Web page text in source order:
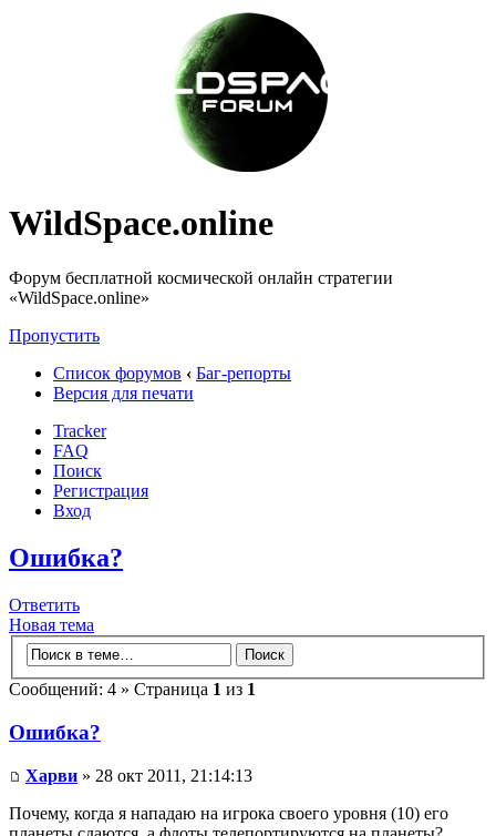
WildSpace.online
Форум бесплатной космической онлайн стратегии
«WildSpace.online»
Пропустить
Список форумов ‹ Баг-репорты
Версия для печати
Tracker
FAQ
Поиск
Регистрация
Вход
Ошибка?
Ответить
Новая тема
Сообщений: 4 » Страница 1 из 1
Ошибка?
Харви » 28 окт 2011, 21:14:13
Почему, когда я нападаю на игрока своего уровня (10) его